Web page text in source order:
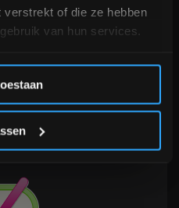
verstrekt of die ze hebben
van hun services.
buiten de korting